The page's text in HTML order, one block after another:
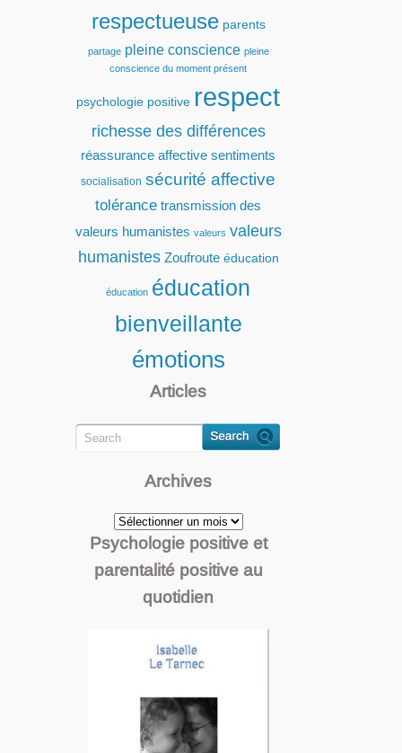
respectueuse parents
partage pleine conscience pleine
conscience du moment présent
psychologie positive respect
richesse des différences
réassurance affective sentiments
socialisation sécurité affective
tolérance transmission des
valeurs humanistes valeurs valeurs
humanistes Zoufroute éducation
éducation éducation
bienveillante
émotions
Articles
Archives
Archives
Psychologie positive et
parentalité positive au
quotidien